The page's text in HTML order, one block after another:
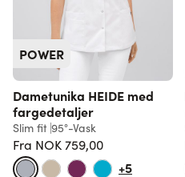
POWER
Dametunika HEIDE med
fargedetaljer
Slim fit 95°-Vask
Fra NOK 759,00Vanlig pris
+5